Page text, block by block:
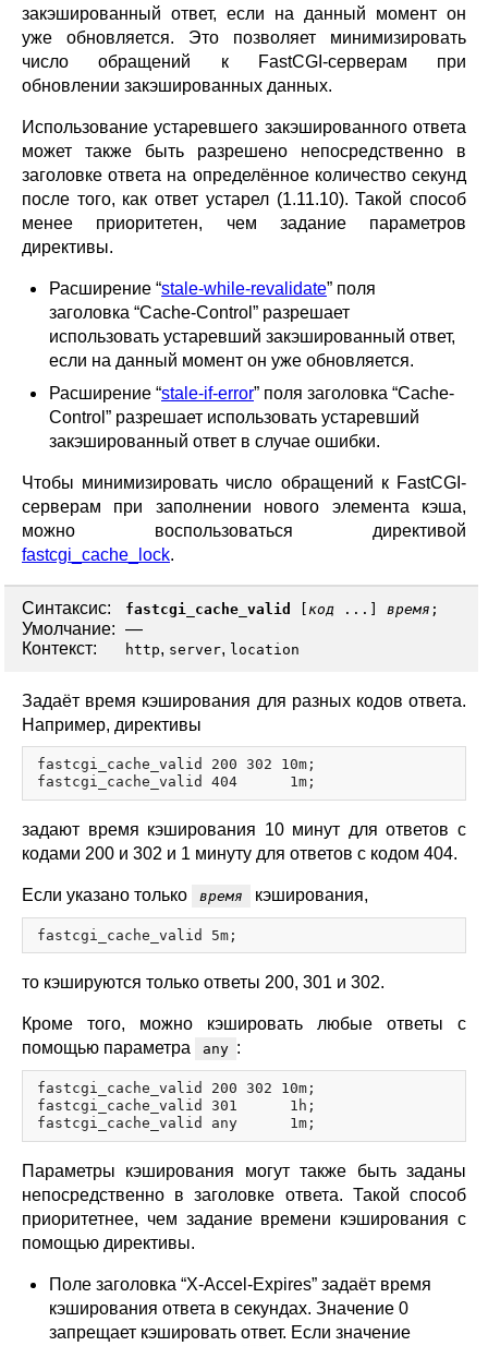
закэшированный ответ, если на данный момент он
уже обновляется. Это позволяет минимизировать
число обращений к FastCGI-серверам при
обновлении закэшированных данных.
Использование устаревшего закэшированного ответа
может также быть разрешено непосредственно в
заголовке ответа на определённое количество секунд
после того, как ответ устарел (1.11.10). Такой способ
менее приоритетен, чем задание параметров
директивы.
Расширение “stale-while-revalidate” поля
заголовка “Cache-Control” разрешает
использовать устаревший закэшированный ответ,
если на данный момент он уже обновляется.
Расширение “stale-if-error” поля заголовка “Cache-
Control” разрешает использовать устаревший
закэшированный ответ в случае ошибки.
Чтобы минимизировать число обращений к FastCGI-
серверам при заполнении нового элемента кэша,
можно воспользоваться директивой
fastcgi_cache_lock.
Синтаксис: fastcgi_cache_valid код ...] время ;
Умолчание: —
Контекст:
http, server, location
Задаёт время кэширования для разных кодов ответа.
Например, директивы
fastcgi_cache_valid 200 302 10m;
задают время кэширования 10 минут для ответов с
кодами 200 и 302 и 1 минуту для ответов с кодом 404.
Если указано только время кэширования,
то кэшируются только ответы 200, 301 и 302.
Кроме того, можно кэшировать любые ответы с
помощью параметра
any :
fastcgi_cache_valid 200 302 10m;
fastcgi_cache_valid 301      1h;
Параметры кэширования могут также быть заданы
непосредственно в заголовке ответа. Такой способ
приоритетнее, чем задание времени кэширования с
помощью директивы.
Поле заголовка “X-Accel-Expires” задаёт время
кэширования ответа в секундах. Значение 0
запрещает кэшировать ответ. Если значение